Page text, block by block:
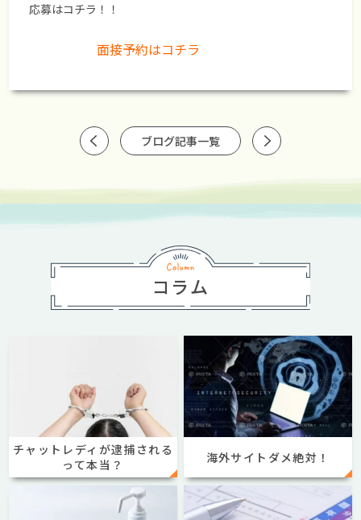
応募はコチラ！！
面接予約はコチラ
ブログ記事一覧
コラム
チャットレディが逮捕される
って本当？
海外サイトダメ絶対！